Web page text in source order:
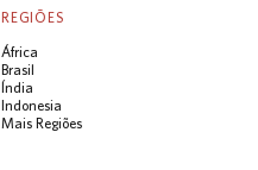
REGIÕES
África
Brasil
Índia
Indonesia
Mais Regiões